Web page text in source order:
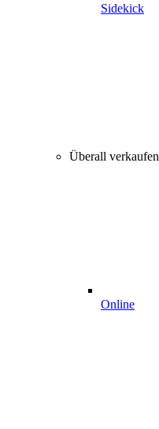
Sidekick
Überall verkaufen
Online